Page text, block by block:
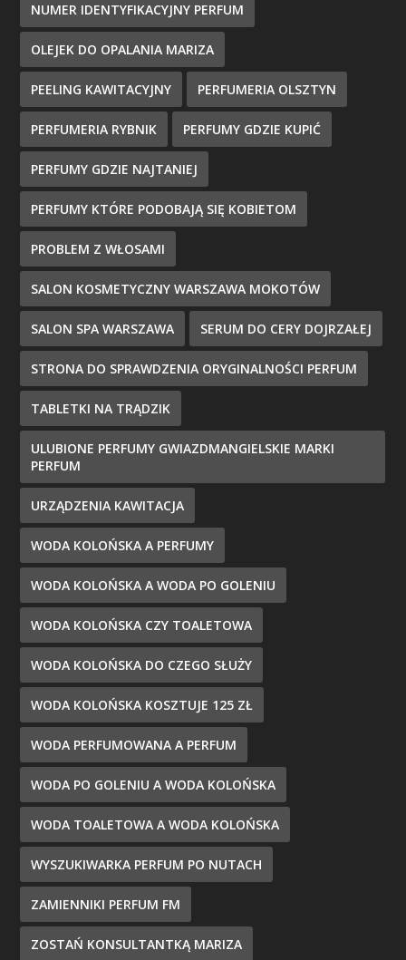
NUMER IDENTYFIKACYJNY PERFUM
OLEJEK DO OPALANIA MARIZA
PEELING KAWITACYJNY PERFUMERIA OLSZTYN
PERFUMERIA RYBNIK PERFUMY GDZIE KUPIĆ
PERFUMY GDZIE NAJTANIEJ
PERFUMY KTÓRE PODOBAJĄ SIĘ KOBIETOM
PROBLEM Z WŁOSAMI
SALON KOSMETYCZNY WARSZAWA MOKOTÓW
SALON SPA WARSZAWA SERUM DO CERY DOJRZAŁEJ
STRONA DO SPRAWDZENIA ORYGINALNOŚCI PERFUM
TABLETKI NA TRĄDZIK
ULUBIONE PERFUMY GWIAZDMANGIELSKIE MARKI
PERFUM
URZĄDZENIA KAWITACJA
WODA KOLOŃSKA A PERFUMY
WODA KOLOŃSKA A WODA PO GOLENIU
WODA KOLOŃSKA CZY TOALETOWA
WODA KOLOŃSKA DO CZEGO SŁUŻY
WODA KOLOŃSKA KOSZTUJE 125 ZŁ
WODA PERFUMOWANA A PERFUM
WODA PO GOLENIU A WODA KOLOŃSKA
WODA TOALETOWA A WODA KOLOŃSKA
WYSZUKIWARKA PERFUM PO NUTACH
ZAMIENNIKI PERFUM FM
ZOSTAŃ KONSULTANTKĄ MARIZA